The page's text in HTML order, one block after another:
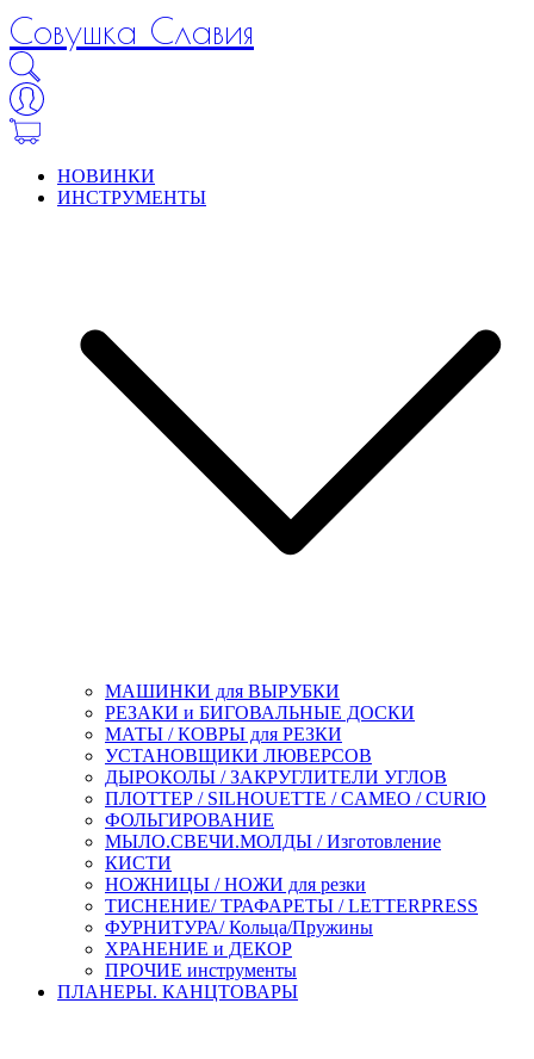
Совушка Славия
НОВИНКИ
ИНСТРУМЕНТЫ
МАШИНКИ для ВЫРУБКИ
РЕЗАКИ и БИГОВАЛЬНЫЕ ДОСКИ
МАТЫ / КОВРЫ для РЕЗКИ
УСТАНОВЩИКИ ЛЮВЕРСОВ
ДЫРОКОЛЫ / ЗАКРУГЛИТЕЛИ УГЛОВ
ПЛОТТЕР / SILHOUETTE / CAMEO / CURIO
ФОЛЬГИРОВАНИЕ
МЫЛО.СВЕЧИ.МОЛДЫ / Изготовление
КИСТИ
НОЖНИЦЫ / НОЖИ для резки
ТИСНЕНИЕ/ ТРАФАРЕТЫ / LETTERPRESS
ФУРНИТУРА/ Кольца/Пружины
ХРАНЕНИЕ и ДЕКОР
ПРОЧИЕ инструменты
ПЛАНЕРЫ. КАНЦТОВАРЫ